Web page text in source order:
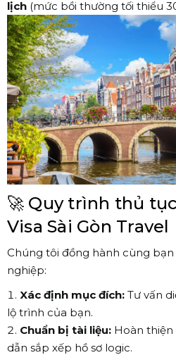
lịch (mức bồi thường tối thiểu
🚀 Quy trình thủ
Visa Sài Gòn Travel
Chúng tôi đồng hành cùng
nghiệp:
Xác định mục đích: Tư vấn
lộ trình của bạn.
Chuẩn bị tài liệu: Hoàn
dẫn sắp xếp hồ sơ logic.